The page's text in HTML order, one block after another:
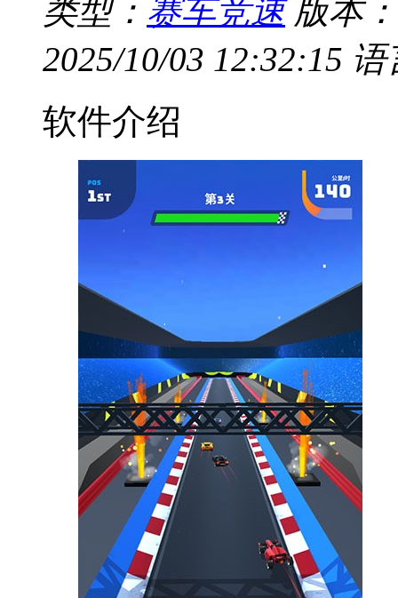
类型： 赛车竞速 版本：
2025/10/03 12:32:15 语
软件介绍